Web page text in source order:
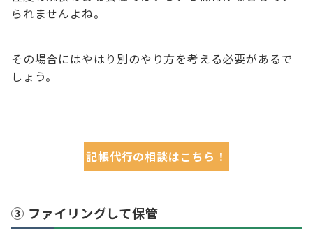
られませんよね。
その場合にはやはり別のやり方を考える必要があるで
しょう。
記帳代行の相談はこちら！
③ ファイリングして保管